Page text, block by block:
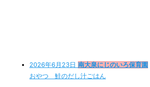
2026年6月23日 南大泉にじのいろ保育園
おやつ 鮭のだし汁ごはん